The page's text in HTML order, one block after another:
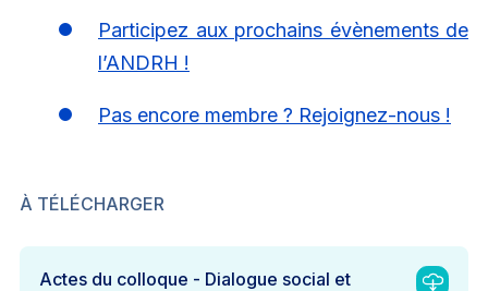
Participez aux prochains évènements de
l’ANDRH !
Pas encore membre ? Rejoignez-nous !
À TÉLÉCHARGER
Actes du colloque - Dialogue social et